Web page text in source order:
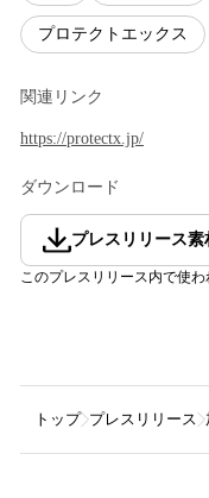
プロテクトエックス
関連リンク
https://protectx.jp/
ダウンロード
プレスリリース素
このプレスリリース内で使
トップ プレスリリース